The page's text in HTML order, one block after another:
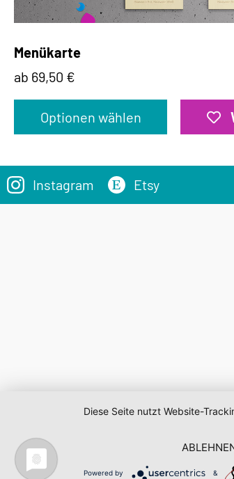
Menükarte
ab 69,50 €
Optionen wählen
Instagram Etsy
Diese Seite nutzt Website-
Powered by &